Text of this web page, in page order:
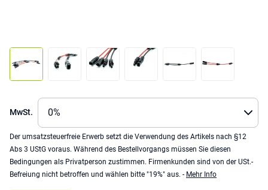
MwSt.
Der umsatzsteuerfreie Erwerb setzt die Verwendung des Artikels nach §12
Abs 3 UStG voraus. Während des Bestellvorgangs müssen Sie diesen
Bedingungen als Privatperson zustimmen. Firmenkunden sind von der USt.-
Befreiung nicht betroffen und wählen bitte "19%" aus. - Mehr Info